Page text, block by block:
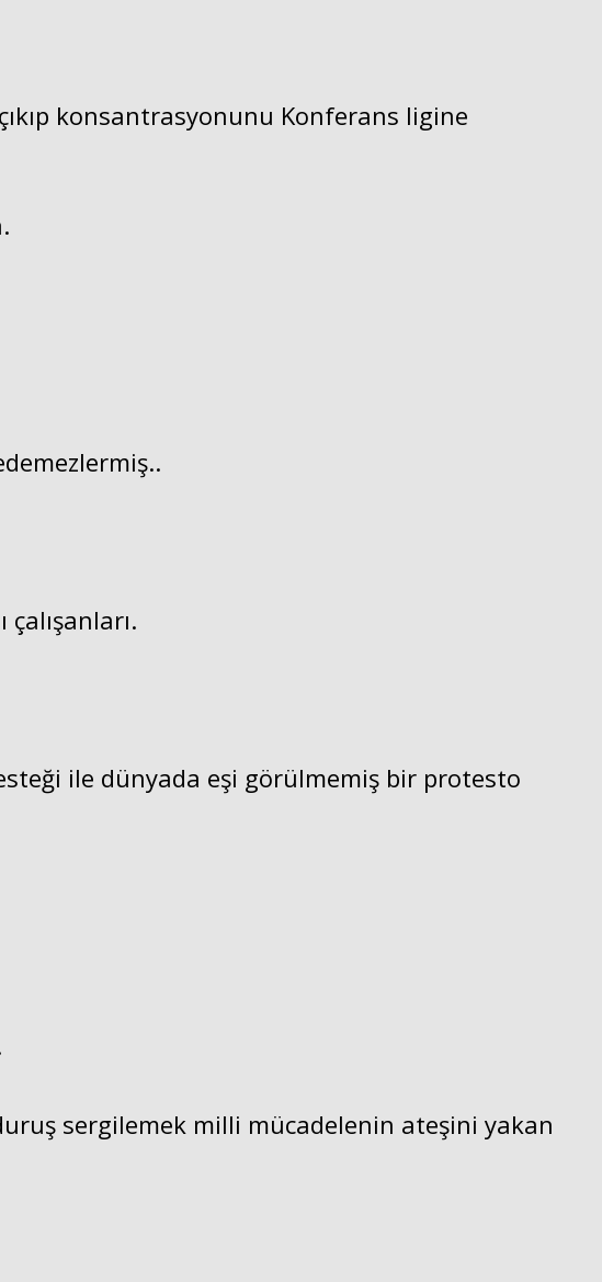
konsantrasyonunu Konferans ligine
ile dünyada eşi görülmemiş bir protesto
sergilemek milli mücadelenin ateşini yakan